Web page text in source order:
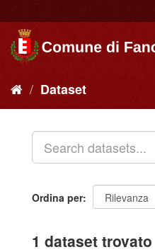
Dataset
Ordina per
1 dataset trovato